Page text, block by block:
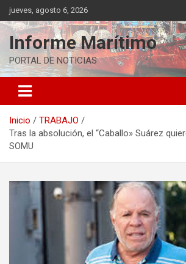
Saltar
al
contenido
jueves, agosto 6, 2026
Informe Marítimo
PORTAL DE NOTICIAS
Inicio
TRABAJO
Tras la absolución, el “Caballo» Suárez
SOMU